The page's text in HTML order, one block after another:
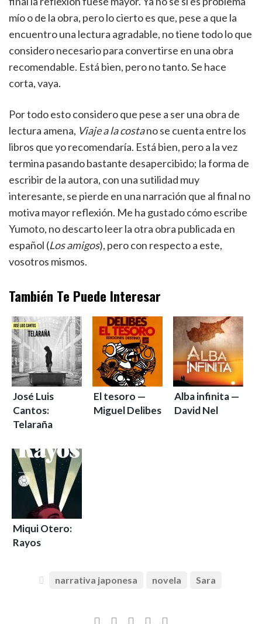
mío o de la obra, pero lo cierto es que, pese a que la
encuentro una lectura agradable, no tiene todo lo que
considero necesario para convertirse en una obra
recomendable. Está bien, pero no tanto. Se hace
corta, vaya.
Por todo esto considero que pese a ser una obra de
lectura amena, Viaje a la costano se cuenta entre los
libros que yo recomendaría. Está bien, pero a la vez
termina pasando bastante desapercibido; la forma de
escribir de la autora, con una sutilidad muy
interesante, se pierde en una narración que al final no
motiva mayor reflexión. Me ha gustado cómo escribe
Yumoto, no descarto leer la otra obra publicada en
español (Los amigos), pero con respecto a este,
vosotros mismos.
También Te Puede Interesar
José Luis
Cantos:
Telaraña
El tesoro —
Miguel Delibes
Alba infinita —
David Nel
Miqui Otero:
Rayos
narrativa japonesa novela Sara